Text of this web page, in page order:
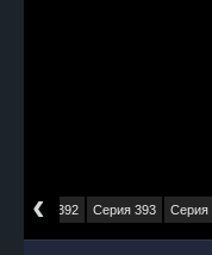
‹
Серия 392 Серия 393 Серия